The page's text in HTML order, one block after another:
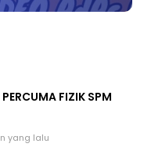
FIZIK SPM
yang lalu